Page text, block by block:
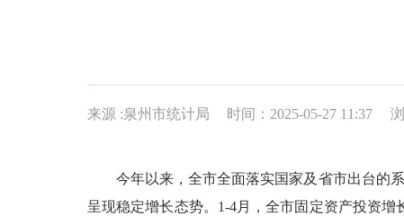
来源 :泉州市统计局 时间：2025-05-27 11:37
今年以来，全市全面落实国家及省市出台的
呈现稳定增长态势。 1-4月，全市固定资产投资增